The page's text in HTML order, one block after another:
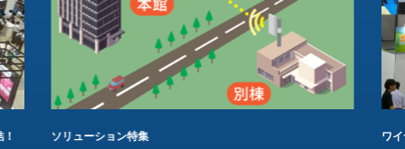
ソリューション特集 ワ